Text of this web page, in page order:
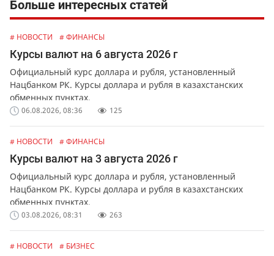
Больше интересных статей
# НОВОСТИ # ФИНАНСЫ
Курсы валют на 6 августа 2026 г
Официальный курс доллара и рубля, установленный
Нацбанком РК. Курсы доллара и рубля в казахстанских
обменных пунктах.
06.08.2026, 08:36 125
# НОВОСТИ # ФИНАНСЫ
Курсы валют на 3 августа 2026 г
Официальный курс доллара и рубля, установленный
Нацбанком РК. Курсы доллара и рубля в казахстанских
обменных пунктах.
03.08.2026, 08:31 263
# НОВОСТИ # БИЗНЕС